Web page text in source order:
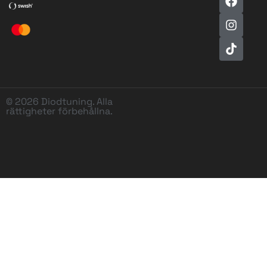
© 2026 Diodtuning. Alla
rättigheter förbehållna.